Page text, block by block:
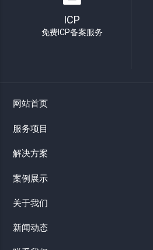
ICP
免费ICP备案服务
网站首页
服务项目
解决方案
案例展示
关于我们
新闻动态